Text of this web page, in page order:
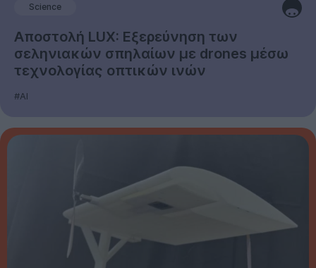
Science
Αποστολή LUX: Εξερεύνηση των
σεληνιακών σπηλαίων με drones μέσω
τεχνολογίας οπτικών ινών
#AI